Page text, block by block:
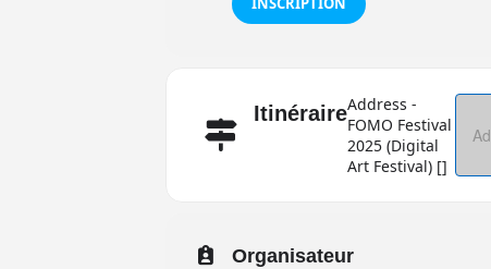
ItinéraireAddress -
FOMO Festival
2025 (Digital
Art Festival) []
Organisateur